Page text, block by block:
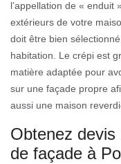
l’appellation de « enduit
extérieurs de votre
doit être bien
habitation. Le crépi est
matière adaptée pour
sur une façade propre
aussi une maison
Obtenez
de façade à